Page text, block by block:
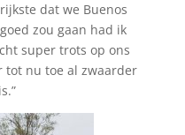
dat we Buenos
zou gaan had ik
super trots op ons
tot nu toe al zwaarder